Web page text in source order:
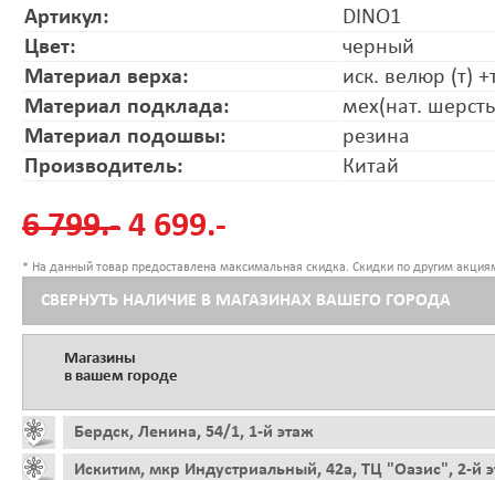
Артикул:
DINO1
Цвет:
черный
Материал верха:
иск. велюр (т)
Материал подклада:
мех(нат.
Материал подошвы:
резина
Производитель:
Китай
6 799.- 4 699.-
* На данный товар предоставлена максимальная скидка. Скидки по другим
СВЕРНУТЬ НАЛИЧИЕ В МАГАЗИНАХ ВАШЕГО ГОРОДА
Магазины
в вашем городе
Бердск, Ленина, 54/1, 1-й этаж
Искитим, мкр Индустриальный, 42а, ТЦ "Оазис", 2-й